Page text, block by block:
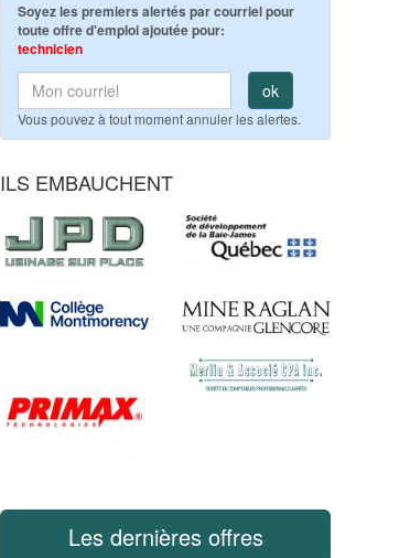
Soyez les premiers alertés par courriel pour
toute offre d'emploi ajoutée pour:
technicien
ok
Vous pouvez à tout moment annuler les alertes.
ILS EMBAUCHENT
Les dernières offres